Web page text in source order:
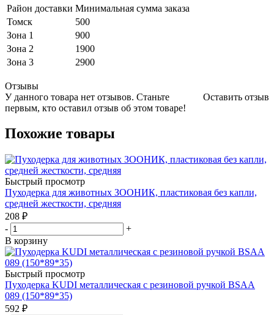
Район доставки Минимальная сумма заказа
Томск
500
Зона 1
900
Зона 2
1900
Зона 3
2900
Отзывы
Оставить отзыв
У данного товара нет отзывов. Станьте
первым, кто оставил отзыв об этом товаре!
Похожие товары
Быстрый просмотр
Пуходерка для животных ЗООНИК, пластиковая без капли,
средней жесткости, средняя
208 ₽
-
+
В корзину
Быстрый просмотр
Пуходерка KUDI металлическая с резиновой ручкой BSAA
089 (150*89*35)
592 ₽